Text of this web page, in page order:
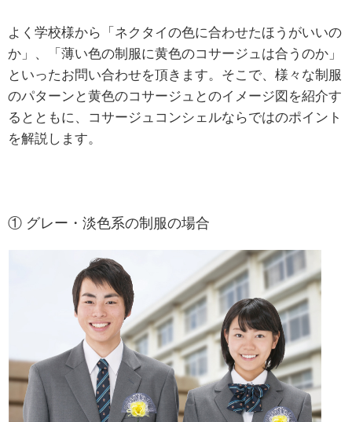
よく学校様から「ネクタイの色に合わせたほうがいいの
か」、「薄い色の制服に黄色のコサージュは合うのか」
といったお問い合わせを頂きます。そこで、様々な制服
のパターンと黄色のコサージュとのイメージ図を紹介す
るとともに、コサージュコンシェルならではのポイント
を解説します。
① グレー・淡色系の制服の場合